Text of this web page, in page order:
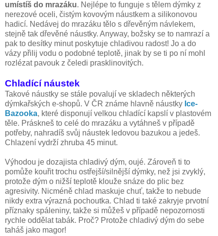
umístíš do mrazáku. Nejlépe to funguje s tělem dýmky z
nerezové oceli, čistým kovovým náustkem a silikonovou
hadicí. Nedávej do mrazáku tělo s dřevěným návlekem,
stejně tak dřevěné náustky. Anyway, božsky se to namrazí a
pak to desítky minut poskytuje chladivou radost! Jo a do
vázy přilij vodu o podobné teplotě, jinak by se ti po ní mohl
rozlézat pavouk z čeledi prasklinovitých.
Chladící náustek
Takové náustky se stále povalují ve skladech některých
dýmkařských e-shopů. V ČR známe hlavně náustky Ice-
Bazooka, které disponují velkou chladící kapslí v plastovém
těle. Práskneš to celé do mrazáku a vytáhneš v případě
potřeby, nahradíš svůj náustek ledovou bazukou a jedeš.
Chlazení vydrží zhruba 45 minut.
Výhodou je dozajista chladivý dým, oujé. Zároveň ti to
pomůže kouřit trochu ostřejší/silnější dýmky, než jsi zvyklý,
protože dým o nižší teplotě klouže snáze do plic bez
agresivity. Nicméně chlad maskuje chuť, takže to nebude
nikdy extra výrazná pochoutka. Chlad ti také zakryje prvotní
příznaky spáleniny, takže si můžeš v případě nepozornosti
rychle oddělat tabák. Proč? Protože chladivý dým do sebe
taháš jako magor!